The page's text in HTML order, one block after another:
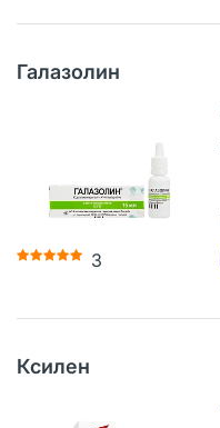
Галазолин
3
Ксилен